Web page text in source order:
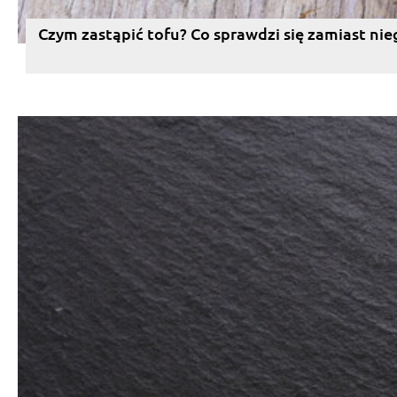
Czym zastąpić tofu? Co sprawdzi się zamiast